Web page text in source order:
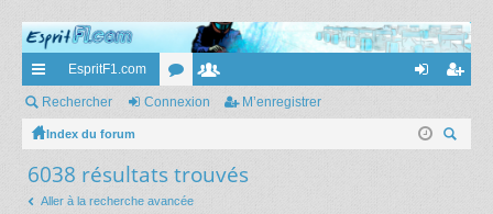
cc
ès
ra
pi
EspritF1.com
or
m
s
e
br
ne nr
Rechercher Connexion M’enregistrer
Index du forum
6038 résultats trouvés
Aller à la recherche avancée